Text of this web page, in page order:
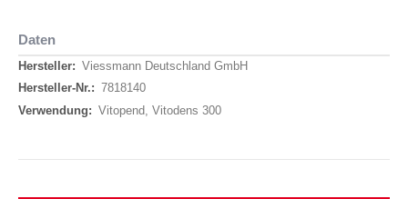
Daten
Daten
Viessmann Deutschland GmbH
7818140
Vitopend, Vitodens 300